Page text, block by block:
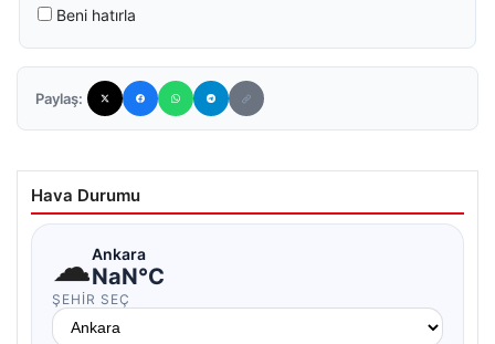
Beni hatırla
Paylaş:
Hava Durumu
☁Ankara
NaN°C
ŞEHIR SEÇ